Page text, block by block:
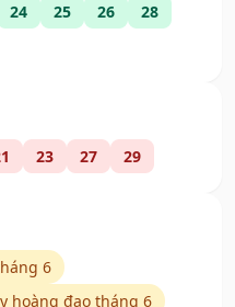
24 25 26
28
23 27 29
6
hoàng đạo tháng 6